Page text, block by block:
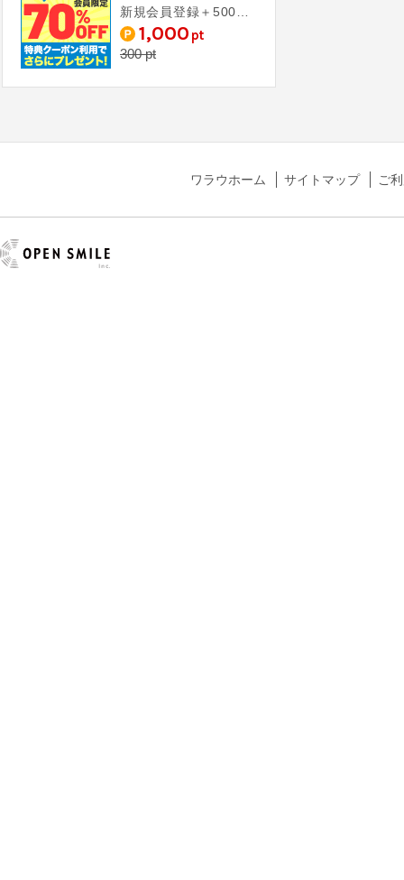
新規会員登録＋500円（税抜）以上の電子書籍購入
1,000 pt
300 pt
ワラウホーム サイトマップ ご